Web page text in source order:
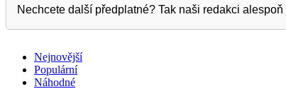
Nechcete další předplatné? Tak naši redakci alespoň
Nejnovější
Populární
Náhodné